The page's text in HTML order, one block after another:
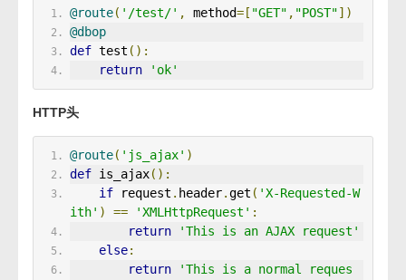
@route( '/test/' , method=[ "GET" , "POST"])
@dbop
def test ():
return
'ok'
HTTP头
@route( 'js_ajax' )
def is_ajax():
if request . header.get ( 'X-Requested-W
ith' ) == 'XMLHttpRequest' :
return
'This is an AJAX request'
else:
return
'This is a normal reques